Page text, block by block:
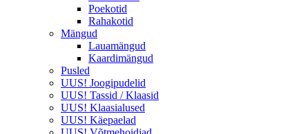
Poekotid
Rahakotid
Mängud
Lauamängud
Kaardimängud
Pusled
UUS! Joogipudelid
UUS! Tassid / Klaasid
UUS! Klaasialused
UUS! Käepaelad